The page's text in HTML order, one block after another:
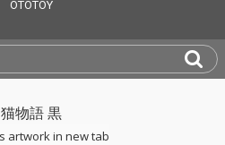
artwork in new tab